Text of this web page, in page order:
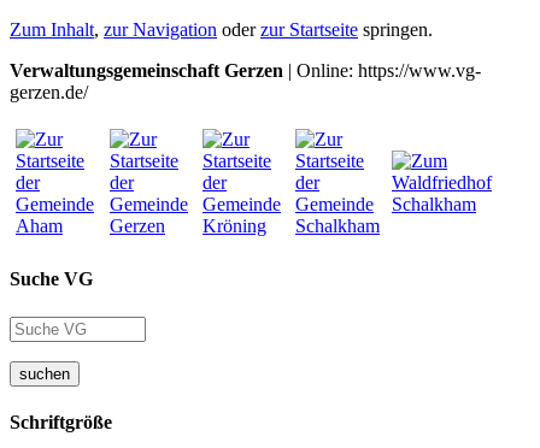
Zum Inhalt, zur Navigation oderzur Startseite springen.
Verwaltungsgemeinschaft Gerzen | Online: https://www.vg-
gerzen.de/
Suche VG
suchen
Schriftgröße